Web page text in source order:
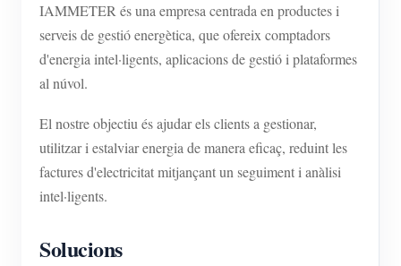
IAMMETER és una empresa centrada en productes i
serveis de gestió energètica, que ofereix comptadors
d'energia intel·ligents, aplicacions de gestió i plataformes
al núvol.
El nostre objectiu és ajudar els clients a gestionar,
utilitzar i estalviar energia de manera eficaç, reduint les
factures d'electricitat mitjançant un seguiment i anàlisi
intel·ligents.
Solucions